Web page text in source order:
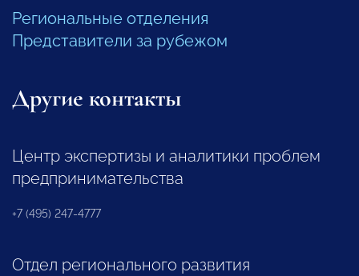
Региональные отделения
Представители за рубежом
Другие контакты
Центр экспертизы и аналитики проблем
предпринимательства
+7 (495) 247-4777
Отдел регионального развития